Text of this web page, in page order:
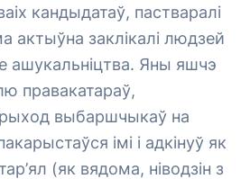
кандыдатаў, пастваралі
актыўна заклікалі людзей
ашукальніцтва. Яны яшчэ
правакатараў,
выбаршчыкаў на
імі і адкінуў як
(як вядома, ніводзін з